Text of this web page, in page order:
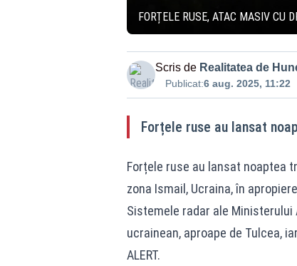
FORȚELE RUSE, ATAC MASIV CU
Scris de Realitatea de
Publicat:6 aug. 2025, 11:22
Forțele ruse au lansat
Forțele ruse au lansat noaptea
zona Ismail, Ucraina, în
Sistemele radar ale
ucrainean, aproape de Tulcea,
ALERT.